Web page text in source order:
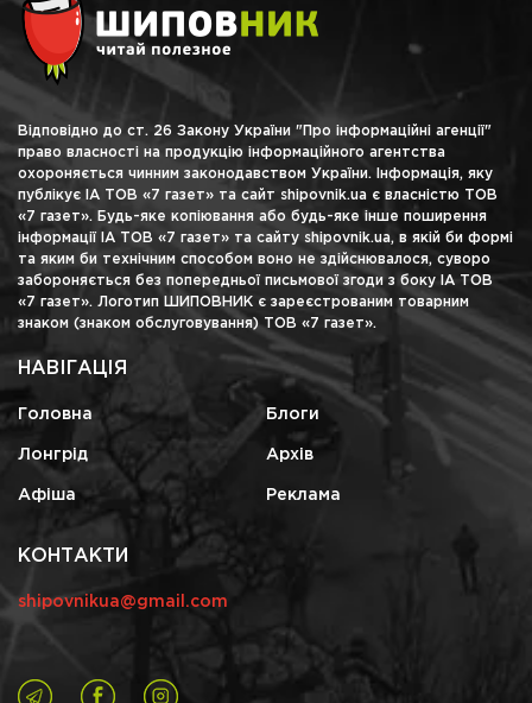
Відповідно до ст. 26 Закону України "Про інформаційні агенції"
право власності на продукцію інформаційного агентства
охороняється чинним законодавством України. Інформація, яку
публікує ІА ТОВ «7 газет» та сайт shipovnik.ua є власністю ТОВ
«7 газет». Будь-яке копіювання або будь-яке інше поширення
інформації ІА ТОВ «7 газет» та сайту shipovnik.ua, в якій би формі
та яким би технічним способом воно не здійснювалося, суворо
забороняється без попередньої письмової згоди з боку ІА ТОВ
«7 газет». Логотип ШИПОВНИК є зареєстрованим товарним
знаком (знаком обслуговування) ТОВ «7 газет».
НАВІГАЦІЯ
Головна Блоги
Лонгрід Архів
Афіша Реклама
КОНТАКТИ
shipovnikua@gmail.com